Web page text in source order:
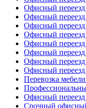
Офисный переезд
Офисный переезд
Офисный
Офисный
Офисный переезд
Офисный переезд
Офисный переезд
Офисный переезд
Перевозка
Офисный
Срочный